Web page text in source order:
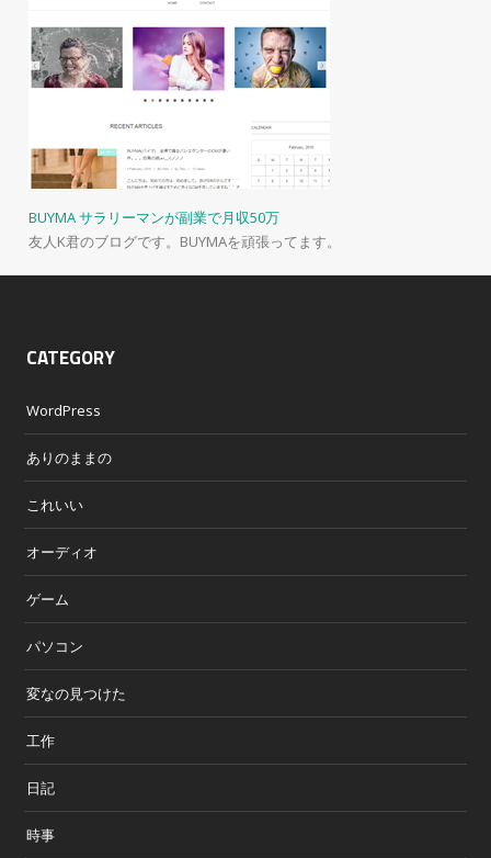
BUYMA サラリーマンが副業で月収50万
友人K君のブログです。BUYMAを頑張ってます。
CATEGORY
WordPress
ありのままの
これいい
オーディオ
ゲーム
パソコン
変なの見つけた
工作
日記
時事